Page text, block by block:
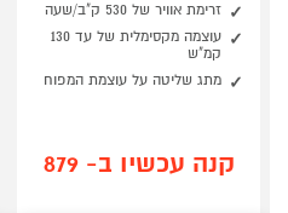
זרימת אוויר של 530 ק"ב/שעה
עוצמה מקסימלית של עד 130
קמ"ש
מתג שליטה על עוצמת המפוח
קנה עכשיו ב- 879